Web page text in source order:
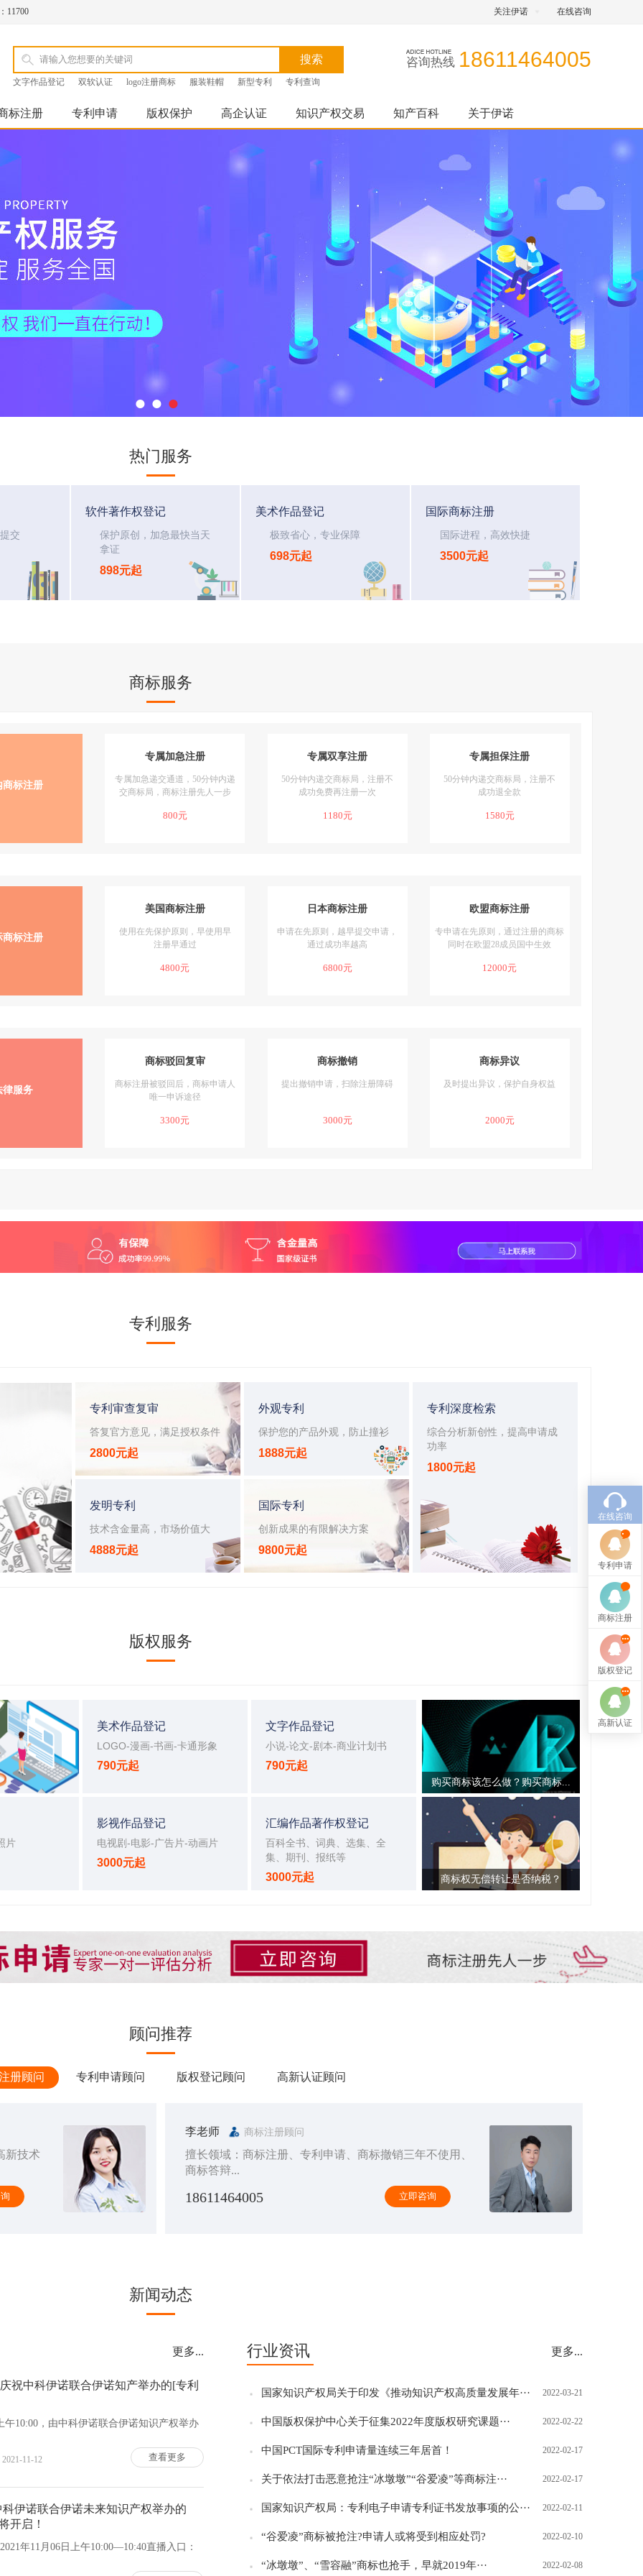
11700 关注伊诺 在线咨询
文字作品登记 双软认证 logo注册商标 服装鞋帽 新型专利 专利查询
咨询热线 18611464005
标注册 专利申请 版权保护 高企认证 知识产权交易 知产百科 关于伊诺
● ● ●
热门服务
交
软件著作权登记
保护原创，加急最快当天
拿证
898元起
美术作品登记
极致省心，专业保障
698元起
国际商标注册
国际进程，高效快捷
3500元起
商标服务
商标注册
专属加急注册
专属加急递交通道，50分钟内递
交商标局，商标注册先人一步
800元
专属双享注册
50分钟内递交商标局，注册不
成功免费再注册一次
1180元
专属担保注册
50分钟内递交商标局，注册不
成功退全款
1580元
商标注册
美国商标注册
使用在先保护原则，早使用早
注册早通过
4800元
日本商标注册
申请在先原则，越早提交申请，
通过成功率越高
6800元
欧盟商标注册
专申请在先原则，通过注册的商标
同时在欧盟28成员国中生效
12000元
律服务
商标驳回复审
商标注册被驳回后，商标申请人
唯一申诉途径
3300元
商标撤销
提出撤销申请，扫除注册障碍
3000元
商标异议
及时提出异议，保护自身权益
2000元
专利服务
专利审查复审
答复官方意见，满足授权条件
2800元起
外观专利
保护您的产品外观，防止撞衫
1888元起
发明专利
技术含金量高，市场价值大
4888元起
国际专利
创新成果的有限解决方案
9800元起
专利深度检索
综合分析新创性，提高申请成
功率
1800元起
版权服务
美术作品登记
LOGO-漫画-书画-卡通形象
790元起
文字作品登记
小说-论文-剧本-商业计划书
790元起
片
影视作品登记
电视剧-电影-广告片-动画片
3000元起
汇编作品著作权登记
百科全书、词典、选集、全
集、期刊、报纸等
3000元起
购买商标该怎么做？购买商标...
商标权无偿转让是否纳税？
顾问推荐
册顾问 专利申请顾问 版权登记顾问 高新认证顾问
新技术
李老师 商标注册顾问
擅长领域：商标注册、专利申请、商标撤销三年不使用、
商标答辩...
18611464005 立即咨询
新闻动态
更多...
祝中科伊诺联合伊诺知产举办的[专利
午10:00，由中科伊诺联合伊诺知识产权举办
查看更多
2021-11-12
伊诺联合伊诺未来知识产权举办的
开启！
年11月06日上午10:00—10:40直播入口：
更多...
行业资讯
2022-03-21
国家知识产权局关于印发《推动知识产权高质量发展年···
2022-02-22
中国版权保护中心关于征集2022年度版权研究课题···
2022-02-17
中国PCT国际专利申请量连续三年居首！
2022-02-17
关于依法打击恶意抢注“冰墩墩”“谷爱凌”等商标注···
2022-02-11
国家知识产权局：专利电子申请专利证书发放事项的公···
2022-02-10
“谷爱凌”商标被抢注?申请人或将受到相应处罚?
2022-02-08
“冰墩墩”、“雪容融”商标也抢手，早就2019年···
在线咨询
专利申请
商标注册
版权登记
高新认证